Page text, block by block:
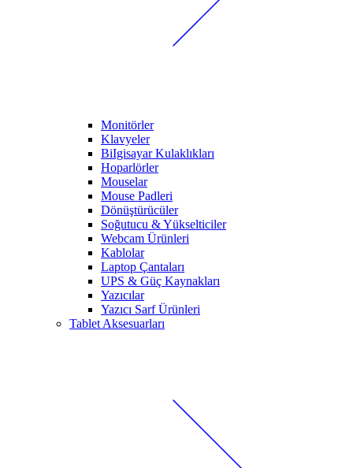
Monitörler
Klavyeler
BiIgisayar Kulaklıkları
Hoparlörler
Mouselar
Mouse Padleri
Dönüştürücüler
Soğutucu & Yükselticiler
Webcam Ürünleri
Kablolar
Laptop Çantaları
UPS & Güç Kaynakları
Yazıcılar
Yazıcı Sarf Ürünleri
Tablet Aksesuarları